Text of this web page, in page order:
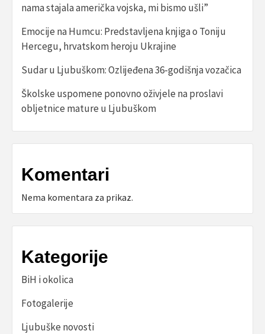
nama stajala američka vojska, mi bismo ušli”
Emocije na Humcu: Predstavljena knjiga o Toniju
Hercegu, hrvatskom heroju Ukrajine
Sudar u Ljubuškom: Ozlijeđena 36-godišnja vozačica
Školske uspomene ponovno oživjele na proslavi
obljetnice mature u Ljubuškom
Komentari
Nema komentara za prikaz.
Kategorije
BiH i okolica
Fotogalerije
Ljubuške novosti